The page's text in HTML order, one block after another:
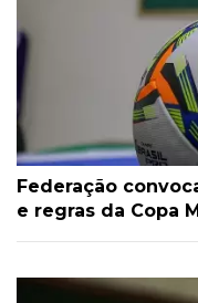
Federação
e regras da Copa